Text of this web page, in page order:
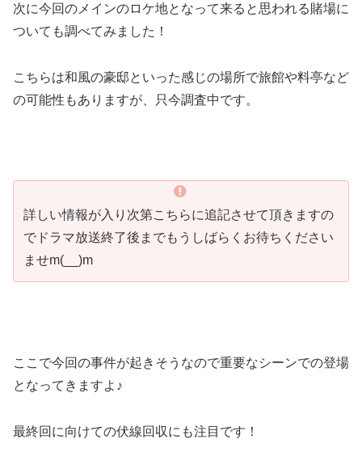
次に今回のメインのロケ地となって来ると思われる賭場に
ついても調べてみました！
こちらは和風の豪邸といった感じの場所で旅館や料亭など
の可能性もありますが、只今調査中です。
詳しい情報が入り次第こちらに追記させて頂きますの
でドラマ放送終了後までもうしばらくお待ちください
ませm(__)m
ここで今回の事件が起きそうなので重要なシーンでの登場
となってきますよ♪
最終回に向けての伏線回収にも注目です！